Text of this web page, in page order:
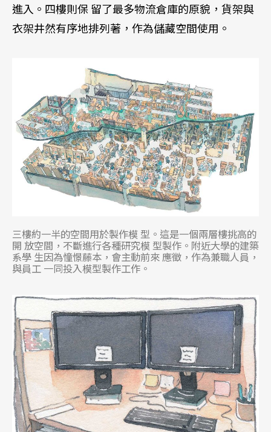
進入。四樓則保 留了最多物流倉庫的原貌，貨架與
衣架井然有序地排列著，作為儲藏空間使用。
三樓約一半的空間用於製作模 型。這是一個兩層樓挑高的
開 放空間，不斷進行各種研究模 型製作。附近大學的建築
系學 生因為憧憬藤本，會主動前來 應徵，作為兼職人員，
與員工 一同投入模型製作工作。